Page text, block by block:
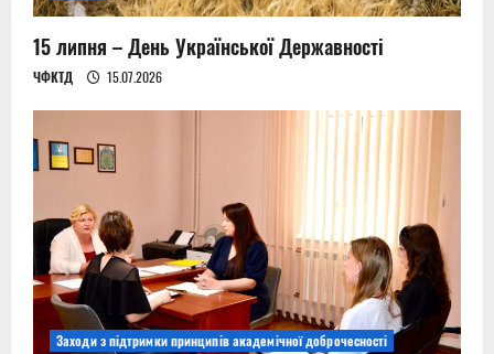
15 липня – День Української Державності
ЧФКТД 15.07.2026
Заходи з підтримки принципів академічної доброчесності